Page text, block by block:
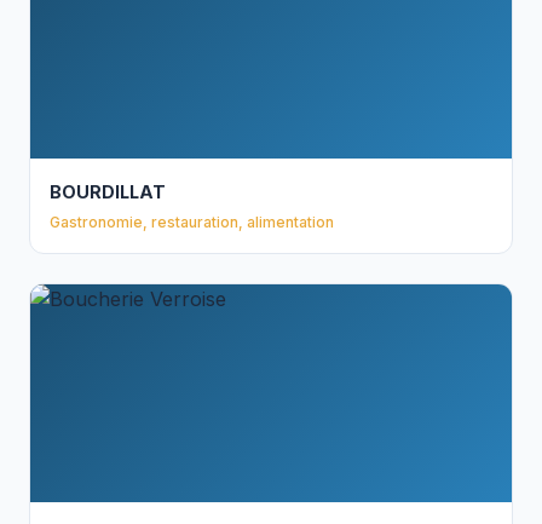
BOURDILLAT
Gastronomie, restauration, alimentation